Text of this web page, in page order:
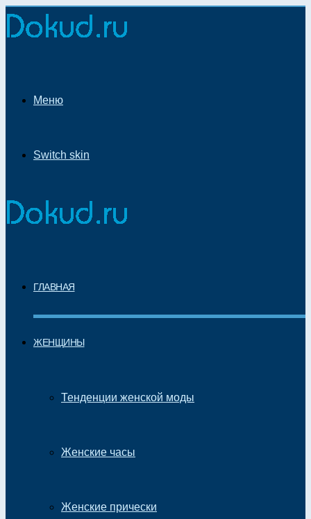
Меню
Switch skin
ГЛАВНАЯ
ЖЕНЩИНЫ
Тенденции женской моды
Женские часы
Женские прически